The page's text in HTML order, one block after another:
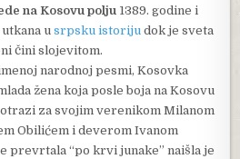
na Kosovu polju 1389. godine i
utkana usrpsku istoriju dok je sveta
čini slojevitom.
narodnoj pesmi, Kosovka
žena koja posle boja na Kosovu
za svojim verenikom Milanom
Obilićem i deverom Ivanom
prevrtala “po krvi junake” naišla je